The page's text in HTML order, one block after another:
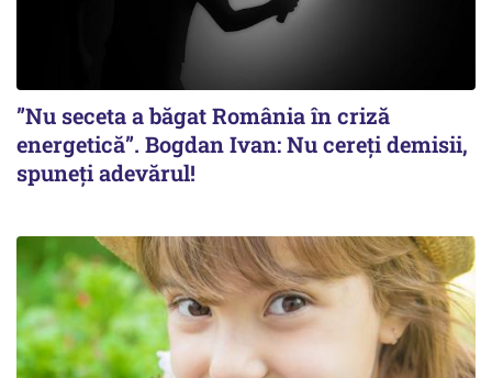
”Nu seceta a băgat România în criză
energetică”. Bogdan Ivan: Nu cereți demisii,
spuneți adevărul!